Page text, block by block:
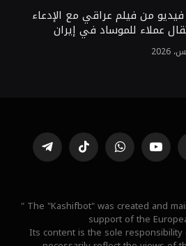
فيديو من فيلم عراقي مع الإدعاء
عملاء للموساد في إيران
يوتيوب واتساب تيكتوك تيلقرام
" The "Kashifbot" was created and
support of the
Its content is the sole